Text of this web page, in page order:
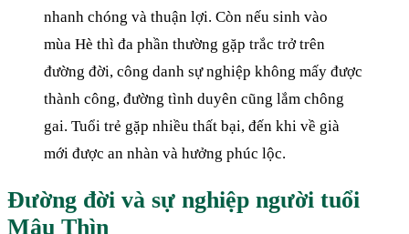
nhanh chóng và thuận lợi. Còn nếu sinh vào
mùa Hè thì đa phần thường gặp trắc trở trên
đường đời, công danh sự nghiệp không mấy được
thành công, đường tình duyên cũng lắm chông
gai. Tuổi trẻ gặp nhiều thất bại, đến khi về già
mới được an nhàn và hưởng phúc lộc.
Đường đời và sự nghiệp người tuổi
Mậu Thìn